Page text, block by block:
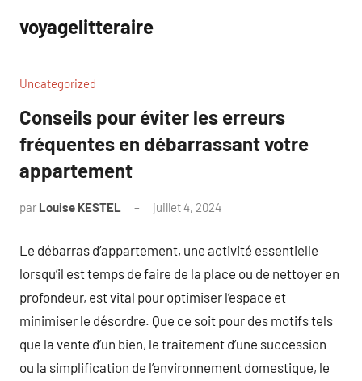
contenu
voyagelitteraire
Uncategorized
Conseils pour éviter les erreurs
fréquentes en débarrassant votre
appartement
par Louise KESTEL juillet 4, 2024
Le débarras d’appartement, une activité essentielle
lorsqu’il est temps de faire de la place ou de nettoyer en
profondeur, est vital pour optimiser l’espace et
minimiser le désordre. Que ce soit pour des motifs tels
que la vente d’un bien, le traitement d’une succession
ou la simplification de l’environnement domestique, le